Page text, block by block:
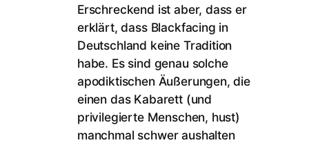
Erschreckend ist aber, dass er
erklärt, dass Blackfacing in
Deutschland keine Tradition
habe. Es sind genau solche
apodiktischen Äußerungen, die
einen das Kabarett (und
privilegierte Menschen, hust)
manchmal schwer aushalten